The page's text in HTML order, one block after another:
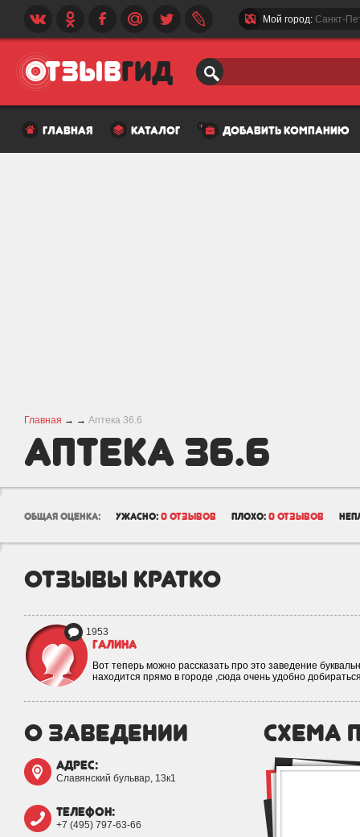
Мой город: Санкт-
главная каталог добавить компанию
Главная → → Аптека 36.6
Аптека 36.6
общая оценка: ужасно: 0 отзывов плохо: 0 отзывов
отзывы кратко
1953
Галина
Вот теперь можно рассказать про это заведение
находится прямо в городе ,сюда очень удобно
о заведении
адрес:
Славянский бульвар, 13к1
телефон:
+7 (495) 797-63-66
схема